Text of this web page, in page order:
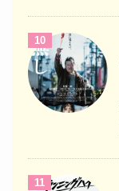
10
11